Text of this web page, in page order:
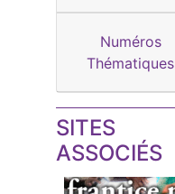
Numéros
Thématiques
SITES
ASSOCIÉS